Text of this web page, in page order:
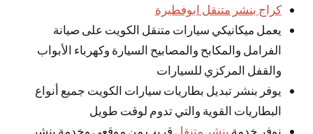
كراج بنشر متنقل ابوفطيرة
يعمل ميكانيكي سيارات متنقل الكويت على صيانة
الفرامل والمكابح والمصابيح السيارة وكهرباء الأبواب
والقفل المركزي للسيارات
يوفر بنشر تبديل بطاريات سيارات الكويت جميع أنواع
البطاريات القوية والتي تدوم لوقت طويل
نوفر خدمة بنشر متنقل قريب من موقعي وخدمة بنشر